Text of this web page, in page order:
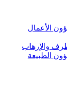
الأعمال
والإرهاب
الطبيعة